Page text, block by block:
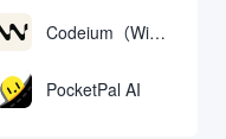
Codeium（Windsurf Editor）：免费的AI代码补全与聊天工具，Windsurf以对话方式编写完整项目代码
PocketPal AI